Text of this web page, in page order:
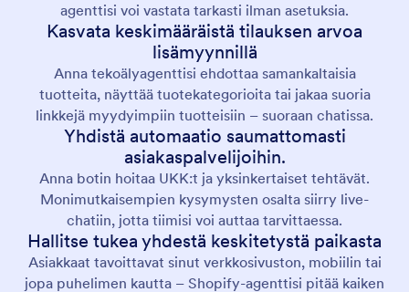
agenttisi voi vastata tarkasti ilman asetuksia.
Kasvata keskimääräistä tilauksen arvoa
lisämyynnillä
Anna tekoälyagenttisi ehdottaa samankaltaisia
tuotteita, näyttää tuotekategorioita tai jakaa suoria
linkkejä myydyimpiin tuotteisiin – suoraan chatissa.
Yhdistä automaatio saumattomasti
asiakaspalvelijoihin.
Anna botin hoitaa UKK:t ja yksinkertaiset tehtävät.
Monimutkaisempien kysymysten osalta siirry live-
chatiin, jotta tiimisi voi auttaa tarvittaessa.
Hallitse tukea yhdestä keskitetystä paikasta
Asiakkaat tavoittavat sinut verkkosivuston, mobiilin tai
jopa puhelimen kautta – Shopify-agenttisi pitää kaiken